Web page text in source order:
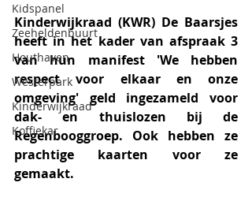
Kidspanel
Zeeheldenbuurt
Houthaven
Westerpark
Kinderwijkraad
Koffiekar
Kinderwijkraad (KWR) De Baarsjes
heeft in het kader van afspraak 3
van hun manifest 'We hebben
respect voor elkaar en onze
omgeving' geld ingezameld voor
dak- en thuislozen bij de
Regenbooggroep. Ook hebben ze
prachtige kaarten voor ze
gemaakt.